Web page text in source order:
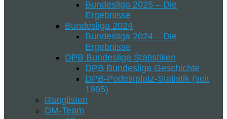
Bundesliga 2025 – Die
Ergebnisse
Bundesliga 2024
Bundesliga 2024 – Die
Ergebnisse
DPB Bundesliga Statistiken
DPB Bundesliga Geschichte
DPB-Podestplatz-Statistik (seit
1995)
Ranglisten
DM-Team